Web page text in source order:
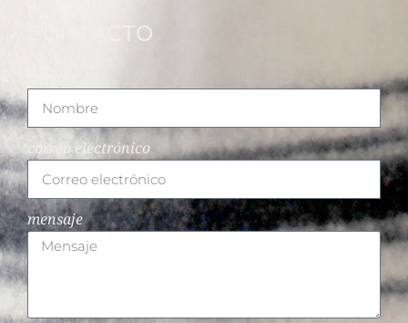
CONTACTO
correo electrónico
mensaje